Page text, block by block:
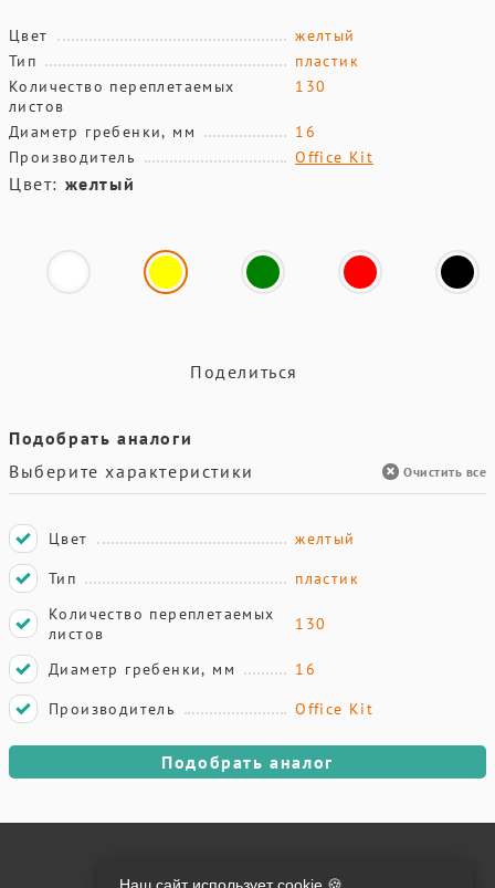
Цвет
желтый
Тип
пластик
Количество переплетаемых
листов
130
Диаметр гребенки, мм
16
Производитель
Office Kit
Цвет: желтый
Поделиться
Подобрать аналоги
Выберите характеристики
Очистить все
Цвет
желтый
Тип
пластик
Количество переплетаемых
листов
130
Диаметр гребенки, мм
16
Производитель
Office Kit
Подобрать аналог
Онлайн оплата на сайте: